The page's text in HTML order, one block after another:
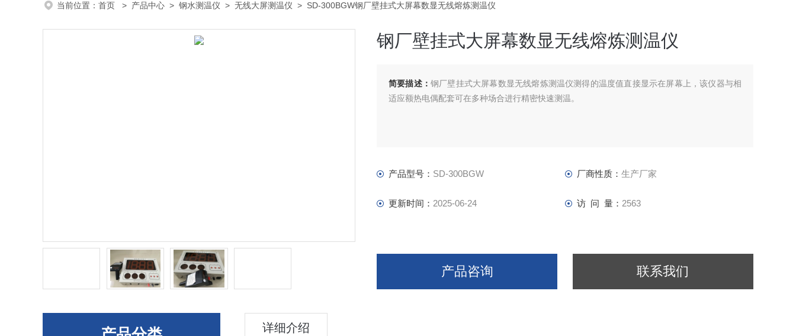
当前位置： 首页 > 产品中心 > 钢水测温仪 > 无线大屏测温仪 > SD-300BGW钢厂壁挂式大屏幕数显无线熔炼测温仪
钢厂壁挂式大屏幕数显无线熔炼测温仪
简要描述： 钢厂壁挂式大屏幕数显无线熔炼测温仪测得的温度值直接显示在屏幕上，该仪器与相
适应额热电偶配套可在多种场合进行精密快速测温。
产品型号： SD-300BGW 厂商性质： 生产厂家
更新时间： 2025-06-24 访 问 量： 2563
产品咨询 联系我们
详细介绍